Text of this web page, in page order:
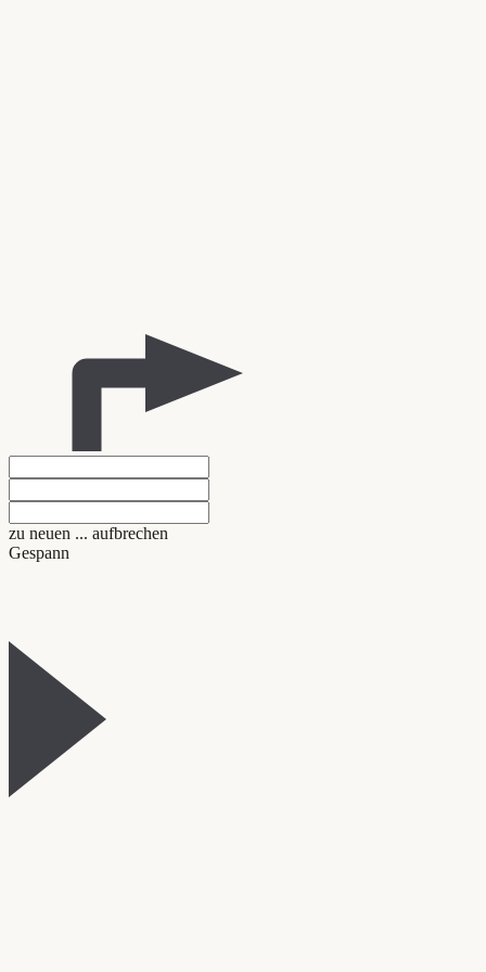
zu neuen ... aufbrechen
Gespann